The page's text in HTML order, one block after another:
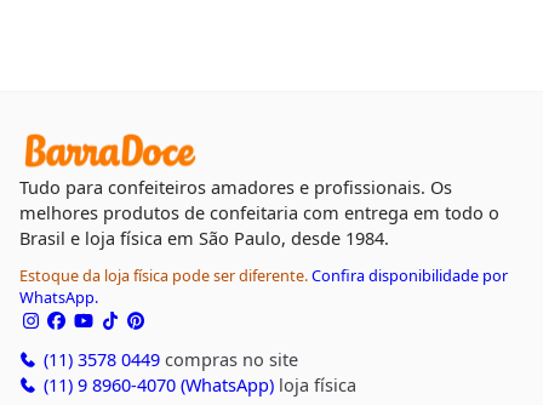
Tudo para confeiteiros amadores e profissionais. Os
melhores produtos de confeitaria com entrega em todo o
Brasil e loja física em São Paulo, desde 1984.
Estoque da loja física pode ser diferente.Confira disponibilidade por
WhatsApp.
(11) 3578 0449compras no site
(11) 9 8960-4070 (WhatsApp)loja física